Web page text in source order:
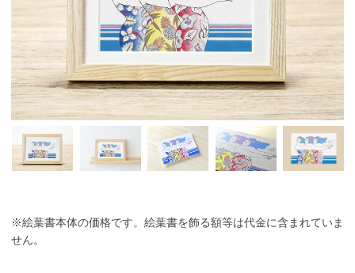
※絵葉書本体の価格です。絵葉書を飾る額等は代金に含まれていま
せん。